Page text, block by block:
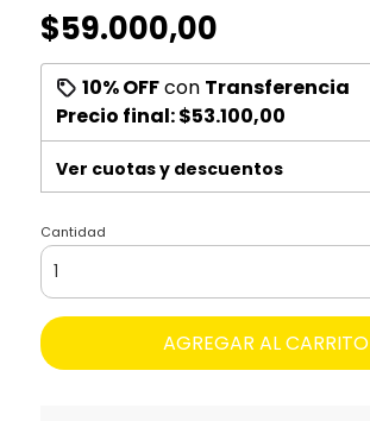
$59.000,00
10% OFFcon Transferencia
Precio final:$53.100,00
Ver cuotas y descuentos
Cantidad
AGREGAR AL CARRITO